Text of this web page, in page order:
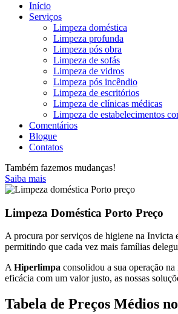
Início
Serviços
Limpeza doméstica
Limpeza profunda
Limpeza pós obra
Limpeza de sofás
Limpeza de vidros
Limpeza pós incêndio
Limpeza de escritórios
Limpeza de clínicas médicas
Limpeza de estabelecimentos
Comentários
Blogue
Contatos
Também fazemos mudanças!
Saiba mais
Limpeza Doméstica Porto Preço
A procura por serviços de higiene na Invicta
permitindo que cada vez mais famílias
AHiperlimpa consolidou a sua operação
eficácia com um valor justo, as nossas
Tabela de Preços Médios